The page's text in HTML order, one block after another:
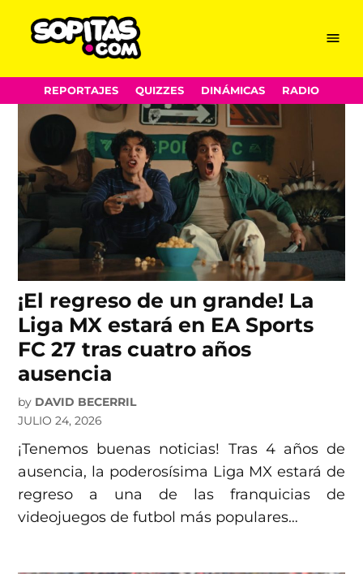
content
Menu
REPORTAJES QUIZZES DINÁMICAS RADIO
EA Sports
¡El regreso de un grande! La
Liga MX estará en EA Sports
FC 27 tras cuatro años
ausencia
by DAVID BECERRIL
JULIO 24, 2026
¡Tenemos buenas noticias! Tras 4 años de
ausencia, la poderosísima Liga MX estará de
regreso a una de las franquicias de
videojuegos de futbol más populares…